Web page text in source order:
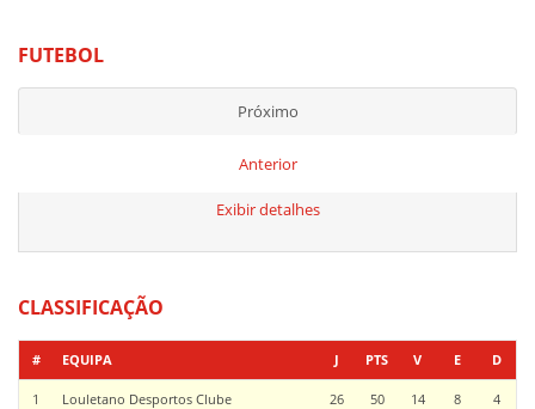
FUTEBOL
Próximo
Anterior
Exibir detalhes
CLASSIFICAÇÃO
# EQUIPA J PTS V E D
1 Louletano Desportos Clube 26 50 14 8 4